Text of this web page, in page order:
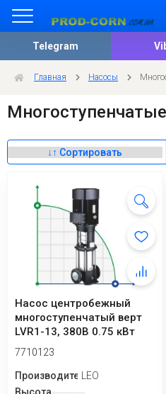
Telegram
Главная Насосы
Насос центробежный
многоступенчатый верт
LVR1-13, 380В 0.75 кВт
Hmax 78М Qmax...
7710123
ПроизводительLEO